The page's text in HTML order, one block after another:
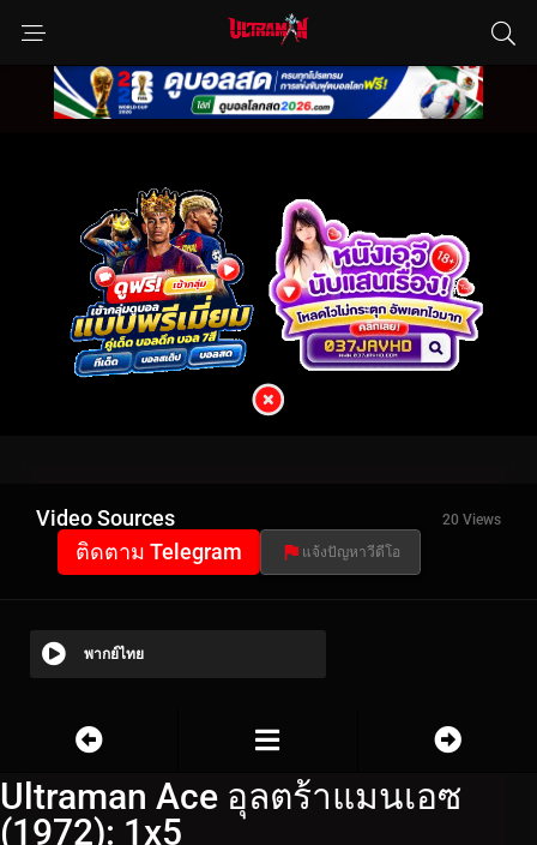
Video Sources 20 Views
ติดตาม Telegram แจ้งปัญหาวีดีโอ
พากย์ไทย
Ultraman Ace อุลตร้าแมนเอซ
(1972): 1x5